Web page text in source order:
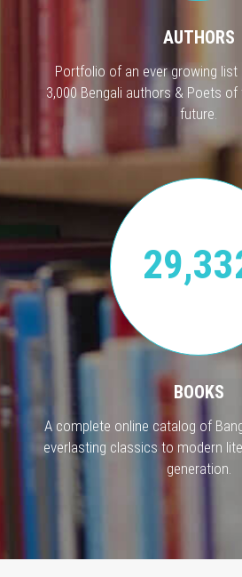
AUTHORS
Portfolio of an ever growing list
3,000 Bengali authors & Poets
future.
BOOKS
A complete online catalog of
everlasting classics to modern
generation.